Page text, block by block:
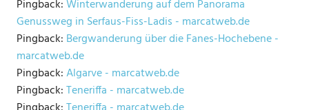
Pingback:Winterwanderung auf dem Panorama
Genussweg in Serfaus-Fiss-Ladis - marcatweb.de
Pingback: Bergwanderung über die Fanes-Hochebene -
marcatweb.de
Pingback:Algarve - marcatweb.de
Pingback:Teneriffa - marcatweb.de